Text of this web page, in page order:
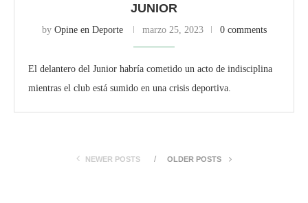
JUNIOR
by Opine en Deporte marzo 25, 2023 0 comments
El delantero del Junior habría cometido un acto de indisciplina
mientras el club está sumido en una crisis deportiva.
NEWER POSTS OLDER POSTS